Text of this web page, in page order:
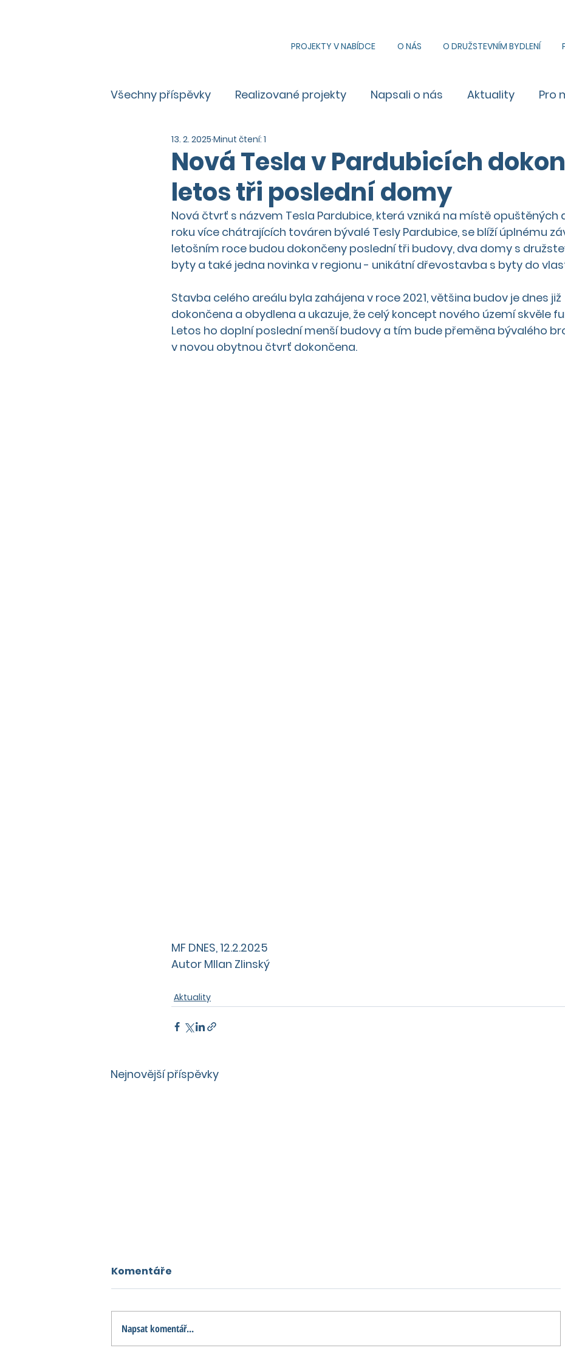
PROJEKTY V NABÍDCE O NÁS O DRUŽSTEVNÍM BYDLENÍ
Všechny příspěvky Realizované projekty Napsali o nás Aktuality Pro
Zajímavosti Aktuality
Nová Tesla v Pardubicích
letos tři poslední domy
13. 2. 2025 Minut čtení: 1
Nová čtvrť s názvem Tesla Pardubice, která vzniká na místě opuštěných
roku více chátrajících továren bývalé Tesly Pardubice, se blíží úplnému
letošním roce budou dokončeny poslední tři budovy, dva domy s
byty a také jedna novinka v regionu - unikátní dřevostavba s byty do
Stavba celého areálu byla zahájena v roce 2021, většina budov je dnes již
dokončena a obydlena a ukazuje, že celý koncept nového území skvěle
Letos ho doplní poslední menší budovy a tím bude přeměna bývalého
v novou obytnou čtvrť dokončena.
MF DNES, 12.2.2025
Autor MIlan Zlinský
Aktuality
Nejnovější příspěvky
Komentáře
Napsat komentář...